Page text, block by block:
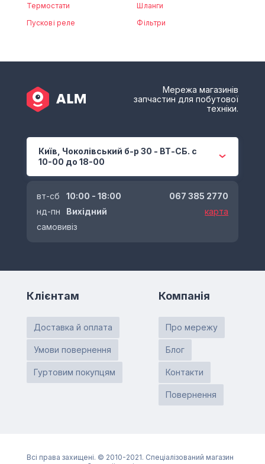
Термостати
Пускові реле
Шланги
Фільтри
Мережа магазинів
запчастин для побутової
техніки.
Київ, Чоколівський б-р 30 - ВТ-СБ. с
10-00 до 18-00
вт-сб
10:00 - 18:00
нд-пн
Вихідний
самовивіз
067 385 2770
карта
Клієнтам
Доставка й оплата
Умови повернення
Гуртовим покупцям
Компанія
Про мережу
Блог
Контакти
Повернення
Всі права захищені. © 2010-2021. Спеціалізований магазин